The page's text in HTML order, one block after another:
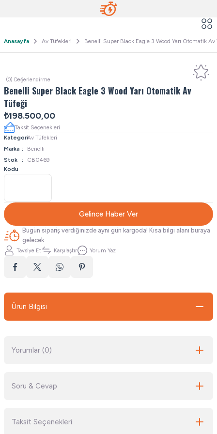
Anasayfa Av Tüfekleri Benelli Super Black Eagle 3 Wood Yarı Otomatik Av
(0) Değerlendirme
Benelli Super Black Eagle 3 Wood Yarı Otomatik Av
Tüfeği
₺198.500,00
Taksit Seçenekleri
KategoriAv Tüfekleri
Marka
Benelli
Stok
Kodu
CB0469
Gelince Haber Ver
Bugün sipariş verdiğinizde aynı gün kargoda! Kısa bilgi alanı buraya
gelecek
Tavsiye Et Karşılaştır Yorum Yaz
Ürün Bilgisi
Yorumlar (0)
Soru & Cevap
Taksit Seçenekleri